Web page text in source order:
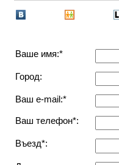
Ваше имя:*
Город:
Ваш e-mail:*
Ваш телефон*:
Въезд*: